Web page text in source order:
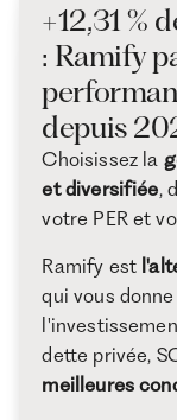
+12,31 %
: Ramify
depuis
Choisissez la
et diversifiée,
votre PER et
Ramify est
qui vous
dette privée,
meilleures